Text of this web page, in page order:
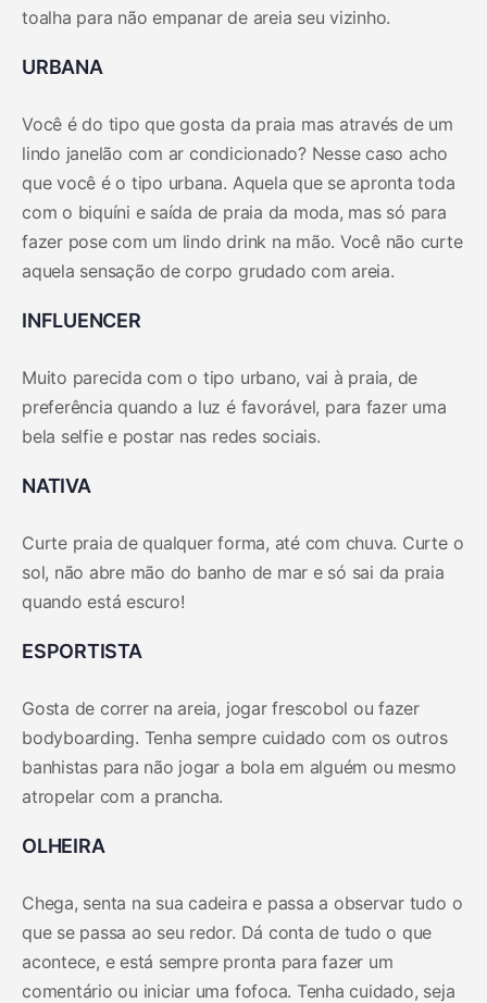
toalha para não empanar de areia seu vizinho.
URBANA
Você é do tipo que gosta da praia mas através de um
lindo janelão com ar condicionado? Nesse caso acho
que você é o tipo urbana. Aquela que se apronta toda
com o biquíni e saída de praia da moda, mas só para
fazer pose com um lindo drink na mão. Você não curte
aquela sensação de corpo grudado com areia.
INFLUENCER
Muito parecida com o tipo urbano, vai à praia, de
preferência quando a luz é favorável, para fazer uma
bela selfie e postar nas redes sociais.
NATIVA
Curte praia de qualquer forma, até com chuva. Curte o
sol, não abre mão do banho de mar e só sai da praia
quando está escuro!
ESPORTISTA
Gosta de correr na areia, jogar frescobol ou fazer
bodyboarding. Tenha sempre cuidado com os outros
banhistas para não jogar a bola em alguém ou mesmo
atropelar com a prancha.
OLHEIRA
Chega, senta na sua cadeira e passa a observar tudo o
que se passa ao seu redor. Dá conta de tudo o que
acontece, e está sempre pronta para fazer um
comentário ou iniciar uma fofoca. Tenha cuidado, seja